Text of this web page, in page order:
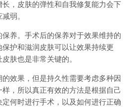
，皮肤的弹性和自我修复能力会下
弱。
养。手术后的保养对于效果维持的
护和滋润皮肤可以让效果持续更
肤也是非常关键的。
效果，但是持久性需要考虑多种因
，所以真正有效的方法是根据自己
何时进行手术，以及如何进行正确